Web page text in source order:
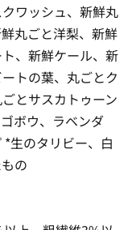
ワッシュ、新鮮丸
丸ごと洋梨、新鮮
、新鮮ケール、新
トの葉、丸ごとク
とサスカトゥーン
ボウ、ラベンダ
生のタリビー、白
の